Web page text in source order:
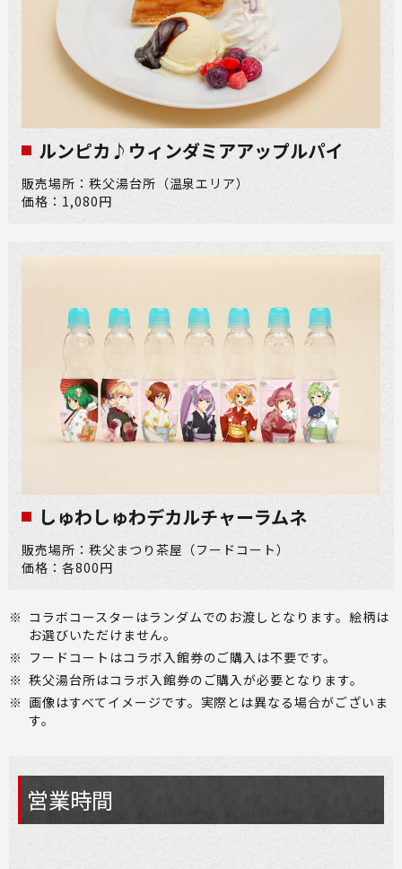
ルンピカ♪ウィンダミアアップルパイ​
販売場所：秩父湯台所（温泉エリア）
価格：1,080円
しゅわしゅわデカルチャーラムネ​
販売場所：秩父まつり茶屋（フードコート）
価格：各800円
※ コラボコースターはランダムでのお渡しとなります。絵柄は
お選びいただけません。
※ フードコートはコラボ入館券のご購入は不要です。
※ 秩父湯台所はコラボ入館券のご購入が必要となります。
※ 画像はすべてイメージです。実際とは異なる場合がございま
す。
営業時間